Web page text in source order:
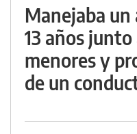
Manejaba
13 años
menores y
de un